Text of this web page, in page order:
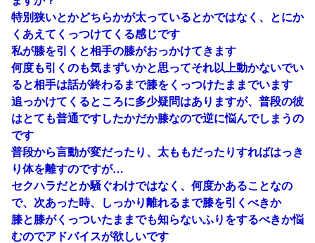
特別狭いとかどちらかが太っているとかではなく、とにか
くあえてくっつけてくる感じです
私が膝を引くと相手の膝がおっかけてきます
何度も引くのも気まずいかと思ってそれ以上動かないでい
ると相手は話が終わるまで膝をくっつけたままでいます
追っかけてくるところに多少疑問はありますが、普段の彼
はとても普通ですしたかだか膝なので逆に悩んでしまうの
です
普段から言動が変だったり、太ももだったりすればはっき
り体を離すのですが…
セクハラだとか騒ぐわけではなく、何度かあることなの
で、次あった時、しっかり離れるまで膝を引くべきか
膝と膝がくっついたままでも知らないふりをするべきか悩
むのでアドバイスが欲しいです